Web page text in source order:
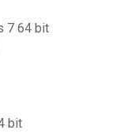
7 64 bit
bit